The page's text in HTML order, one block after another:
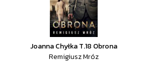
Joanna Chyłka T.18 Obrona
Remigiusz Mróz